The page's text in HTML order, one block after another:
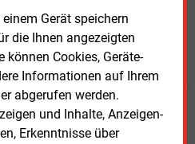
Gerät speichern
die Ihnen angezeigten
können Cookies, Geräte-
Informationen auf Ihrem
abgerufen werden.
und Inhalte, Anzeigen-
Erkenntnisse über
um
in Hilchenbach eine
Die Verträge dazu wurden nun
Donnerstag, 9.11.2023, 09:05
Kundenservice